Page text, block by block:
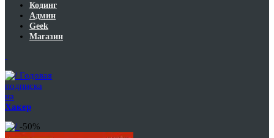
Кодинг
Админ
Geek
Магазин
Годовая
подписка
на
Хакер
-50%